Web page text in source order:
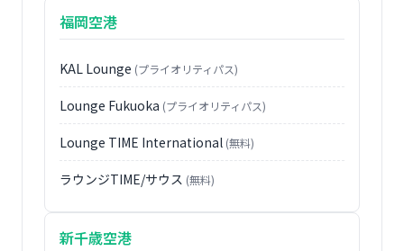
福岡空港
KAL Lounge (プライオリティパス)
Lounge Fukuoka (プライオリティパス)
Lounge TIME International (無料)
ラウンジTIME/サウス (無料)
新千歳空港